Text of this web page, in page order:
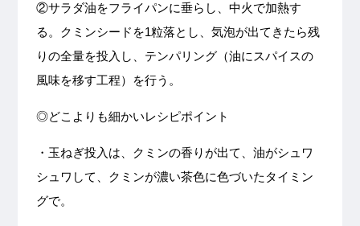
②サラダ油をフライパンに垂らし、中火で加熱す
る。クミンシードを1粒落とし、気泡が出てきたら残
りの全量を投入し、テンパリング（油にスパイスの
風味を移す工程）を行う。
◎どこよりも細かいレシピポイント
・玉ねぎ投入は、クミンの香りが出て、油がシュワ
シュワして、クミンが濃い茶色に色づいたタイミン
グで。